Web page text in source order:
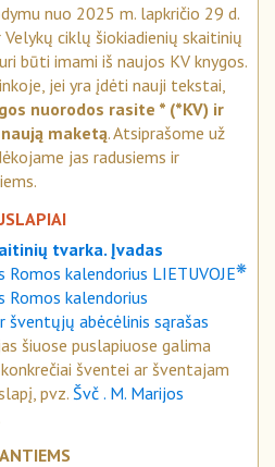
nuo 2025 m. lapkričio 29 d.
Velykų ciklų šiokiadienių skaitinių
būti imami iš naujos KV knygos.
jei yra įdėti nauji tekstai,
nuorodos rasite * (*KV) ir
maketą. Atsiprašome už
jas radusiems ir
tvarka. Įvadas
Romos kalendorius LIETUVOJE❋
Romos kalendorius
šventųjų abėcėlinis sąrašas
šiuose puslapiuose galima
šventei ar šventajam
pvz. Švč . M. Marijos